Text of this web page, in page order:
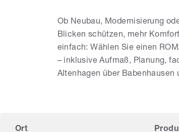
Ob Neubau, Modernisierung
Blicken schützen, mehr
einfach: Wählen Sie einen
– inklusive Aufmaß, Planung,
Altenhagen über
Ort